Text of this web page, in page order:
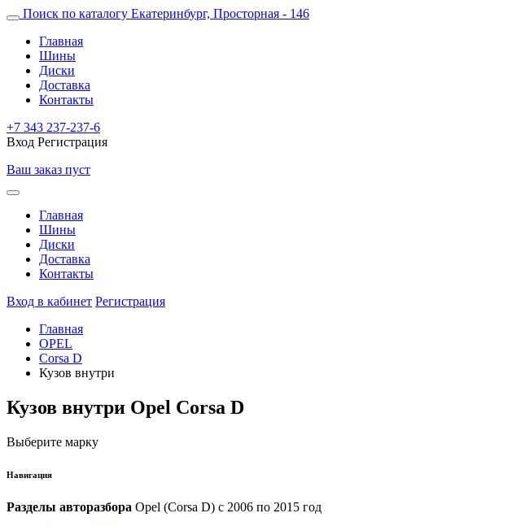
Поиск по каталогу Екатеринбург, Просторная - 146
Главная
Шины
Диски
Доставка
Контакты
+7 343 237-237-6
Вход Регистрация
Ваш заказ пуст
Главная
Шины
Диски
Доставка
Контакты
Вход в кабинет Регистрация
Главная
OPEL
Corsa D
Кузов внутри
Кузов внутри Opel Corsa D
Выберите марку
Навигация
Разделы авторазбора Opel (Corsa D) с 2006 по 2015 год